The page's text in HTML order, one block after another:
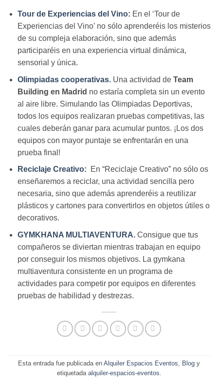
Tour de Experiencias del Vino: En el ‘Tour de
Experiencias del Vino’ no sólo aprenderéis los misterios
de su compleja elaboración, sino que además
participaréis en una experiencia virtual dinámica,
sensorial y única.
Olimpiadas cooperativas.Una actividad de Team
Building en Madrid no estaría completa sin un evento
al aire libre. Simulando las Olimpiadas Deportivas,
todos los equipos realizaran pruebas competitivas, las
cuales deberán ganar para acumular puntos. ¡Los dos
equipos con mayor puntaje se enfrentarán en una
prueba final!
Reciclaje Creativo: En “Reciclaje Creativo” no sólo os
enseñaremos a reciclar, una actividad sencilla pero
necesaria, sino que además aprenderéis a reutilizar
plásticos y cartones para convertirlos en objetos útiles o
decorativos.
GYMKHANA MULTIAVENTURA.Consigue que tus
compañeros se diviertan mientras trabajan en equipo
por conseguir los mismos objetivos. La gymkana
multiaventura consistente en un programa de
actividades para competir por equipos en diferentes
pruebas de habilidad y destrezas.
Esta entrada fue publicada en Alquiler Espacios Eventos, Blog y
etiquetada alquiler-espacios-eventos.